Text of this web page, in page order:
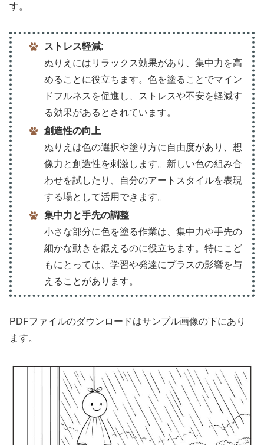
す。
ストレス軽減:
ぬりえにはリラックス効果があり、集中力を高
めることに役立ちます。色を塗ることでマイン
ドフルネスを促進し、ストレスや不安を軽減す
る効果があるとされています。
創造性の向上
ぬりえは色の選択や塗り方に自由度があり、想
像力と創造性を刺激します。新しい色の組み合
わせを試したり、自分のアートスタイルを表現
する場として活用できます。
集中力と手先の調整
小さな部分に色を塗る作業は、集中力や手先の
細かな動きを鍛えるのに役立ちます。特にこど
もにとっては、学習や発達にプラスの影響を与
えることがあります。
PDFファイルのダウンロードはサンプル画像の下にあり
ます。